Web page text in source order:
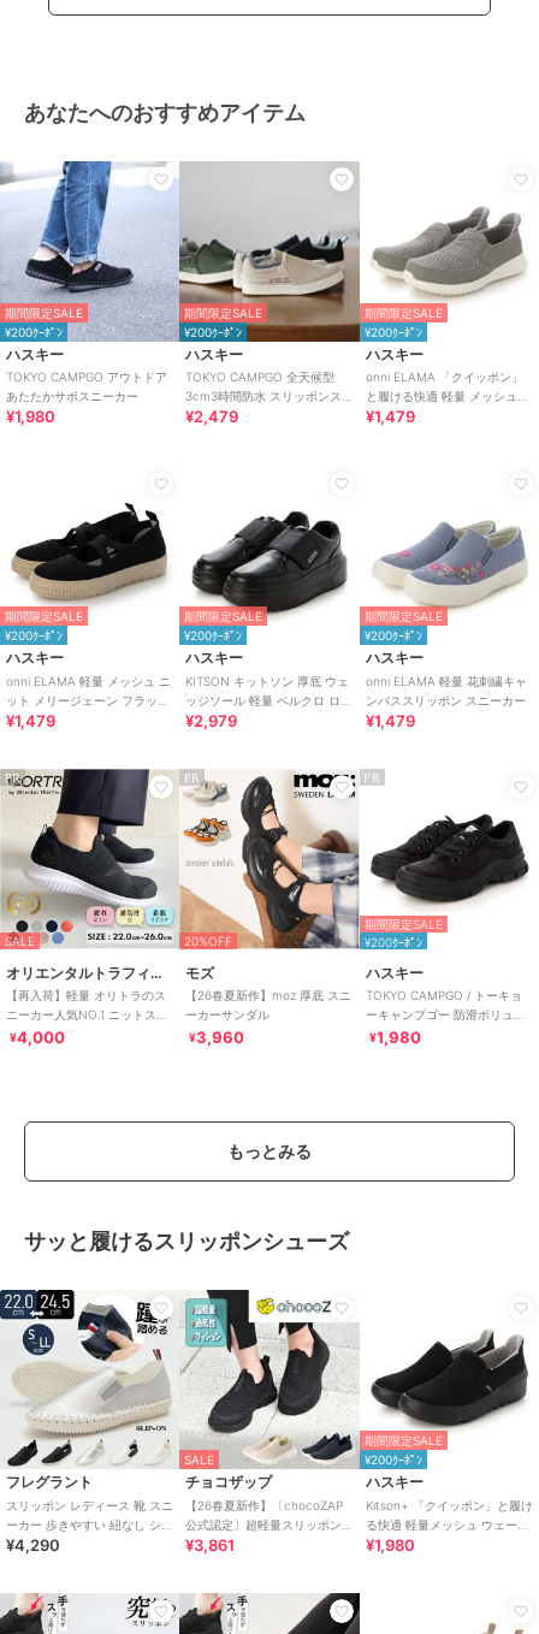
あなたへのおすすめアイテム
期間限定SALE
¥200ｸｰﾎﾟﾝ
ハスキー
TOKYO CAMPGO アウトドア
あたたかサボスニーカー
¥1,980
期間限定SALE
¥200ｸｰﾎﾟﾝ
ハスキー
TOKYO CAMPGO 全天候型
3cm3時間防水 スリッポンス
ニーカー
¥2,479
期間限定SALE
¥200ｸｰﾎﾟﾝ
ハスキー
onni ELAMA 「クイッポン」
と履ける快適 軽量 メッシュカ
ジュアルスリッポン
¥1,479
期間限定SALE
¥200ｸｰﾎﾟﾝ
ハスキー
onni ELAMA 軽量 メッシュ ニ
ット メリージェーン フラット
シューズ
¥1,479
期間限定SALE
¥200ｸｰﾎﾟﾝ
ハスキー
KITSON キットソン 厚底 ウェ
ッジソール 軽量 ベルクロ ロー
カットスリッポン スニーカー
¥2,979
期間限定SALE
¥200ｸｰﾎﾟﾝ
ハスキー
onni ELAMA 軽量 花刺繍キャ
ンバススリッポン スニーカー
¥1,479
PR
SALE
オリエンタルトラフィック
【再入荷】軽量 オリトラのス
ニーカー人気NO.1 ニットスニ
ーカー スリッポン /3709
¥4,000
PR
20%OFF
モズ
【26春夏新作】moz 厚底 スニ
ーカーサンダル
¥3,960
PR
期間限定SALE
¥200ｸｰﾎﾟﾝ
ハスキー
TOKYO CAMPGO / トーキョ
ーキャンプゴー 防滑ボリュー
ムソール ナイロン 防水スニー
¥1,980
もっとみる
サッと履けるスリッポンシューズ
フレグラント
スリッポン レディース 靴 スニ
ーカー 歩きやすい 紐なし シン
プル らくちん 履きやすい
¥4,290
SALE
チョコザップ
【26春夏新作】〔chocoZAP
公式認定〕超軽量スリッポン
スニーカー
¥3,861
期間限定SALE
¥200ｸｰﾎﾟﾝ
ハスキー
Kitson+ 「クイッポン」と履け
る快適 軽量メッシュ ウェーブ
ソール スリッポン スニーカー
¥1,980